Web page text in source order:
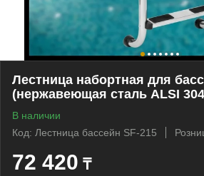
Лестница набортная для
(нержавеющая сталь ALSI
В наличии
Код: Лестница бассейн SF-215
72 420 ₸